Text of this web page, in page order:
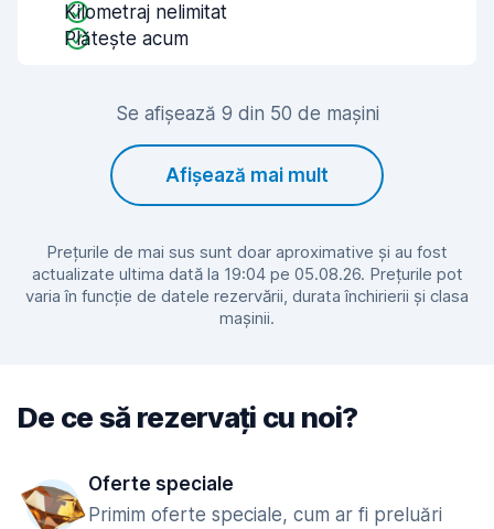
Kilometraj nelimitat
Plătește acum
Se afișează 9 din 50 de mașini
Afișează mai mult
Prețurile de mai sus sunt doar aproximative și au fost
actualizate ultima dată la 19:04 pe 05.08.26. Prețurile pot
varia în funcție de datele rezervării, durata închirierii și clasa
mașinii.
De ce să rezervați cu noi?
Oferte speciale
Primim oferte speciale, cum ar fi preluări